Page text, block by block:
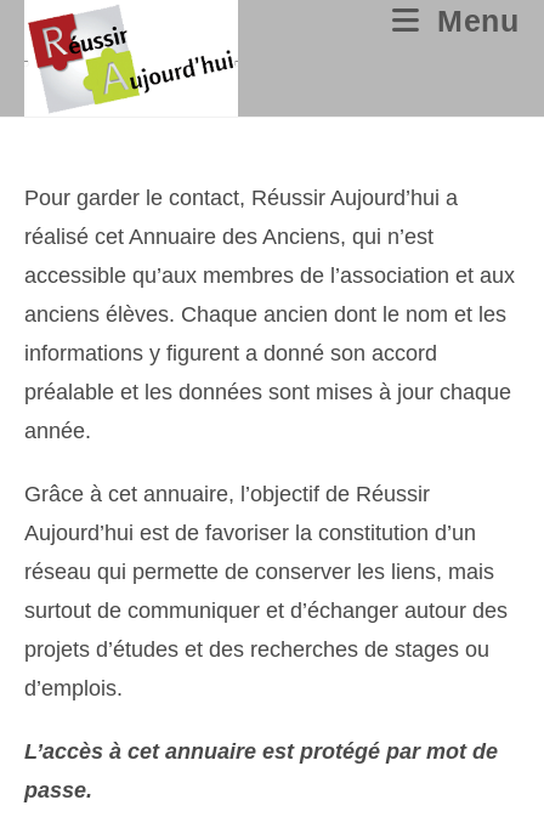
content
Menu
Pour garder le contact, Réussir Aujourd’hui a
réalisé cet Annuaire des Anciens, qui n’est
accessible qu’aux membres de l’association et aux
anciens élèves. Chaque ancien dont le nom et les
informations y figurent a donné son accord
préalable et les données sont mises à jour chaque
année.
Grâce à cet annuaire, l’objectif de Réussir
Aujourd’hui est de favoriser la constitution d’un
réseau qui permette de conserver les liens, mais
surtout de communiquer et d’échanger autour des
projets d’études et des recherches de stages ou
d’emplois.
L’accès à cet annuaire est protégé par mot de
passe.